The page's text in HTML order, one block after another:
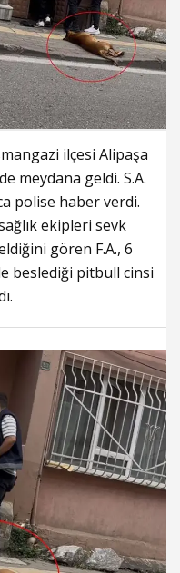
ilçesi Alipaşa
meydana geldi. S.A.
polise haber verdi.
ekipleri sevk
gören F.A., 6
beslediği pitbull cinsi